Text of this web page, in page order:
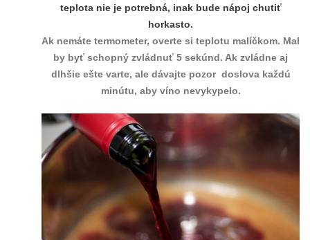
teplota nie je potrebná, inak bude nápoj chutiť
horkasto.
Ak nemáte termometer, overte si teplotu malíčkom. Mal
by byť schopný zvládnuť 5 sekúnd. Ak zvládne aj
dlhšie ešte varte, ale dávajte pozor doslova každú
minútu, aby víno nevykypelo.